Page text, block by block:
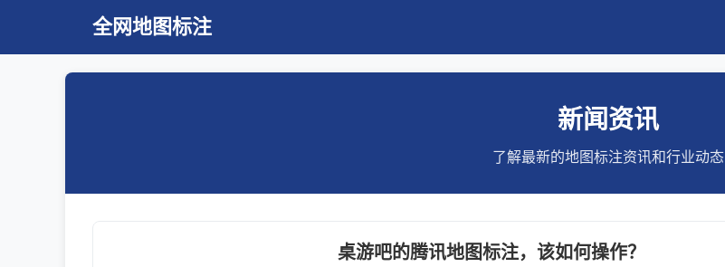
全网地图标注
新闻资讯
了解最新的地图标注资讯和行业动态
桌游吧的腾讯地图标注，该如何操作？